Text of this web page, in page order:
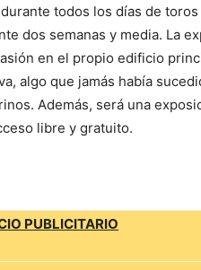
todos los días de toros
dos semanas y media. La
en el propio edificio
algo que jamás había
Además, será una
libre y gratuito.
PUBLICITARIO